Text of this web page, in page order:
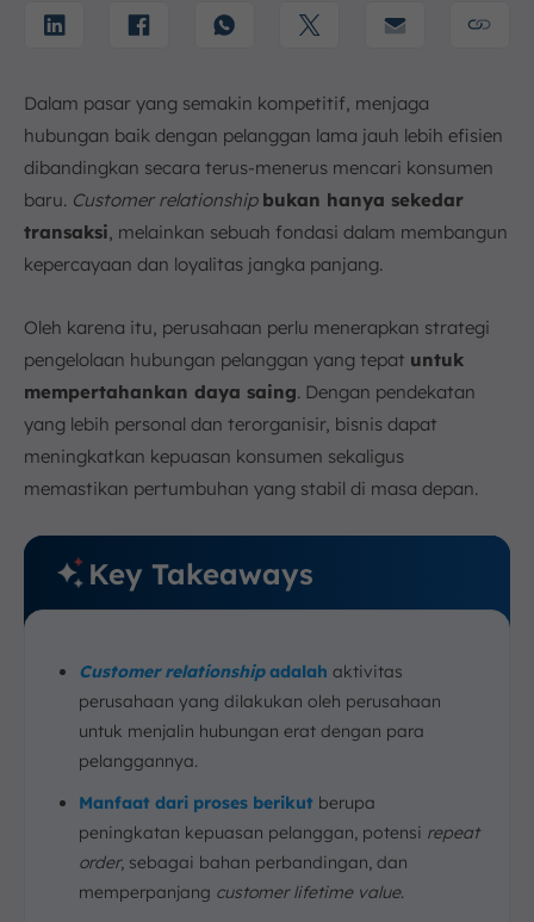
a. Kurangnya Pembelian Berulang
c. Tingginya Angka Perpindahan Pelanggan
d. Data Pelanggan Tidak Terintegrasi
6. Bagaimana Cara untuk Mengoptimalkan Customer
Relationship?
a. Menerapkan Sales Management System
b. Melakukan Analisa berbasis Data
d. Menjalankan Komunikasi Proaktif
7. Kesimpulan
FAQ:
Dalam pasar yang semakin kompetitif, menjaga
hubungan baik dengan pelanggan lama jauh lebih efisien
dibandingkan secara terus-menerus mencari konsumen
baru. Customer relationship bukan hanya sekedar
transaksi, melainkan sebuah fondasi dalam membangun
kepercayaan dan loyalitas jangka panjang.
Oleh karena itu, perusahaan perlu menerapkan strategi
pengelolaan hubungan pelanggan yang tepat untuk
mempertahankan daya saing. Dengan pendekatan
yang lebih personal dan terorganisir, bisnis dapat
meningkatkan kepuasan konsumen sekaligus
memastikan pertumbuhan yang stabil di masa depan.
Key Takeaways
Customer relationshipadalah aktivitas
perusahaan yang dilakukan oleh perusahaan
untuk menjalin hubungan erat dengan para
pelanggannya.
Manfaat dari proses berikut berupa
peningkatan kepuasan pelanggan, potensi repeat
order, sebagai bahan perbandingan, dan
memperpanjang customer lifetime value.